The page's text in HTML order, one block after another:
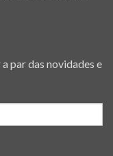
par das novidades e